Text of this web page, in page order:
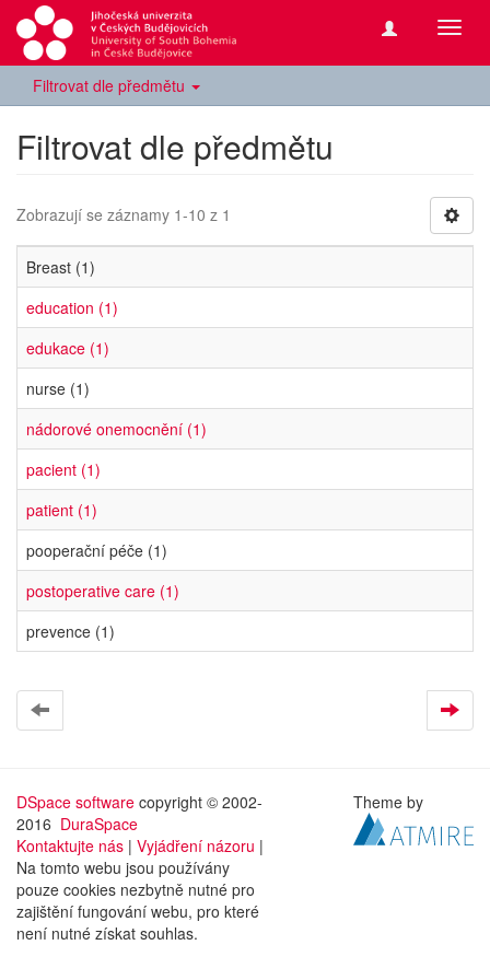
Filtrovat dle předmětu
Filtrovat dle předmětu
Zobrazují se záznamy 1-10 z 1
Breast (1)
education (1)
edukace (1)
nurse (1)
nádorové onemocnění (1)
pacient (1)
patient (1)
pooperační péče (1)
postoperative care (1)
prevence (1)
DSpace software copyright © 2002-
2016 DuraSpace
Kontaktujte nás | Vyjádření názoru |
Na tomto webu jsou používány
pouze cookies nezbytně nutné pro
zajištění fungování webu, pro které
není nutné získat souhlas.
Theme by